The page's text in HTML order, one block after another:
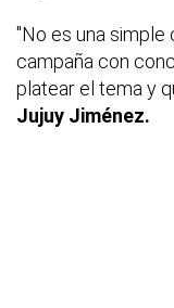
"No es una simple
campaña con
platear el tema y
Jujuy Jiménez.